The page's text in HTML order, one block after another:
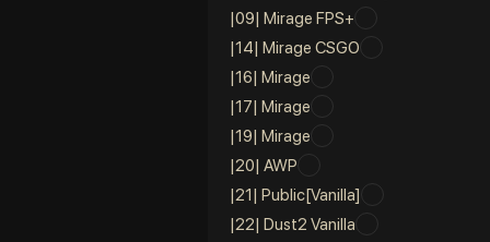
|09| Mirage FPS+
|14| Mirage CSGO
|16| Mirage
|17| Mirage
|19| Mirage
|20| AWP
|21| Public[Vanilla]
|22| Dust2 Vanilla